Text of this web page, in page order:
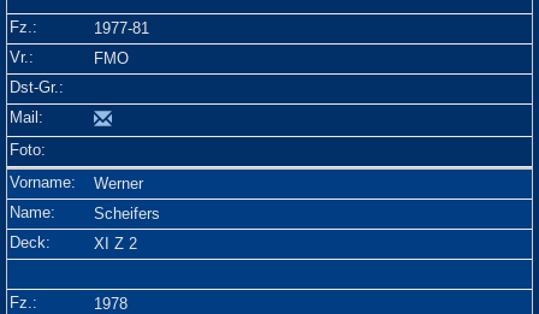
1977-81
FMO
Werner
Scheifers
XI Z 2
1978